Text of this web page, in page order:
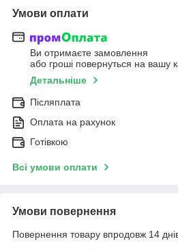
Умови оплати
Ви отримаєте замовлення
або гроші повернуться на вашу
Детальніше
Післяплата
Оплата на рахунок
Готівкою
Всі умови оплати
Умови повернення
Повернення товару впродовж 14